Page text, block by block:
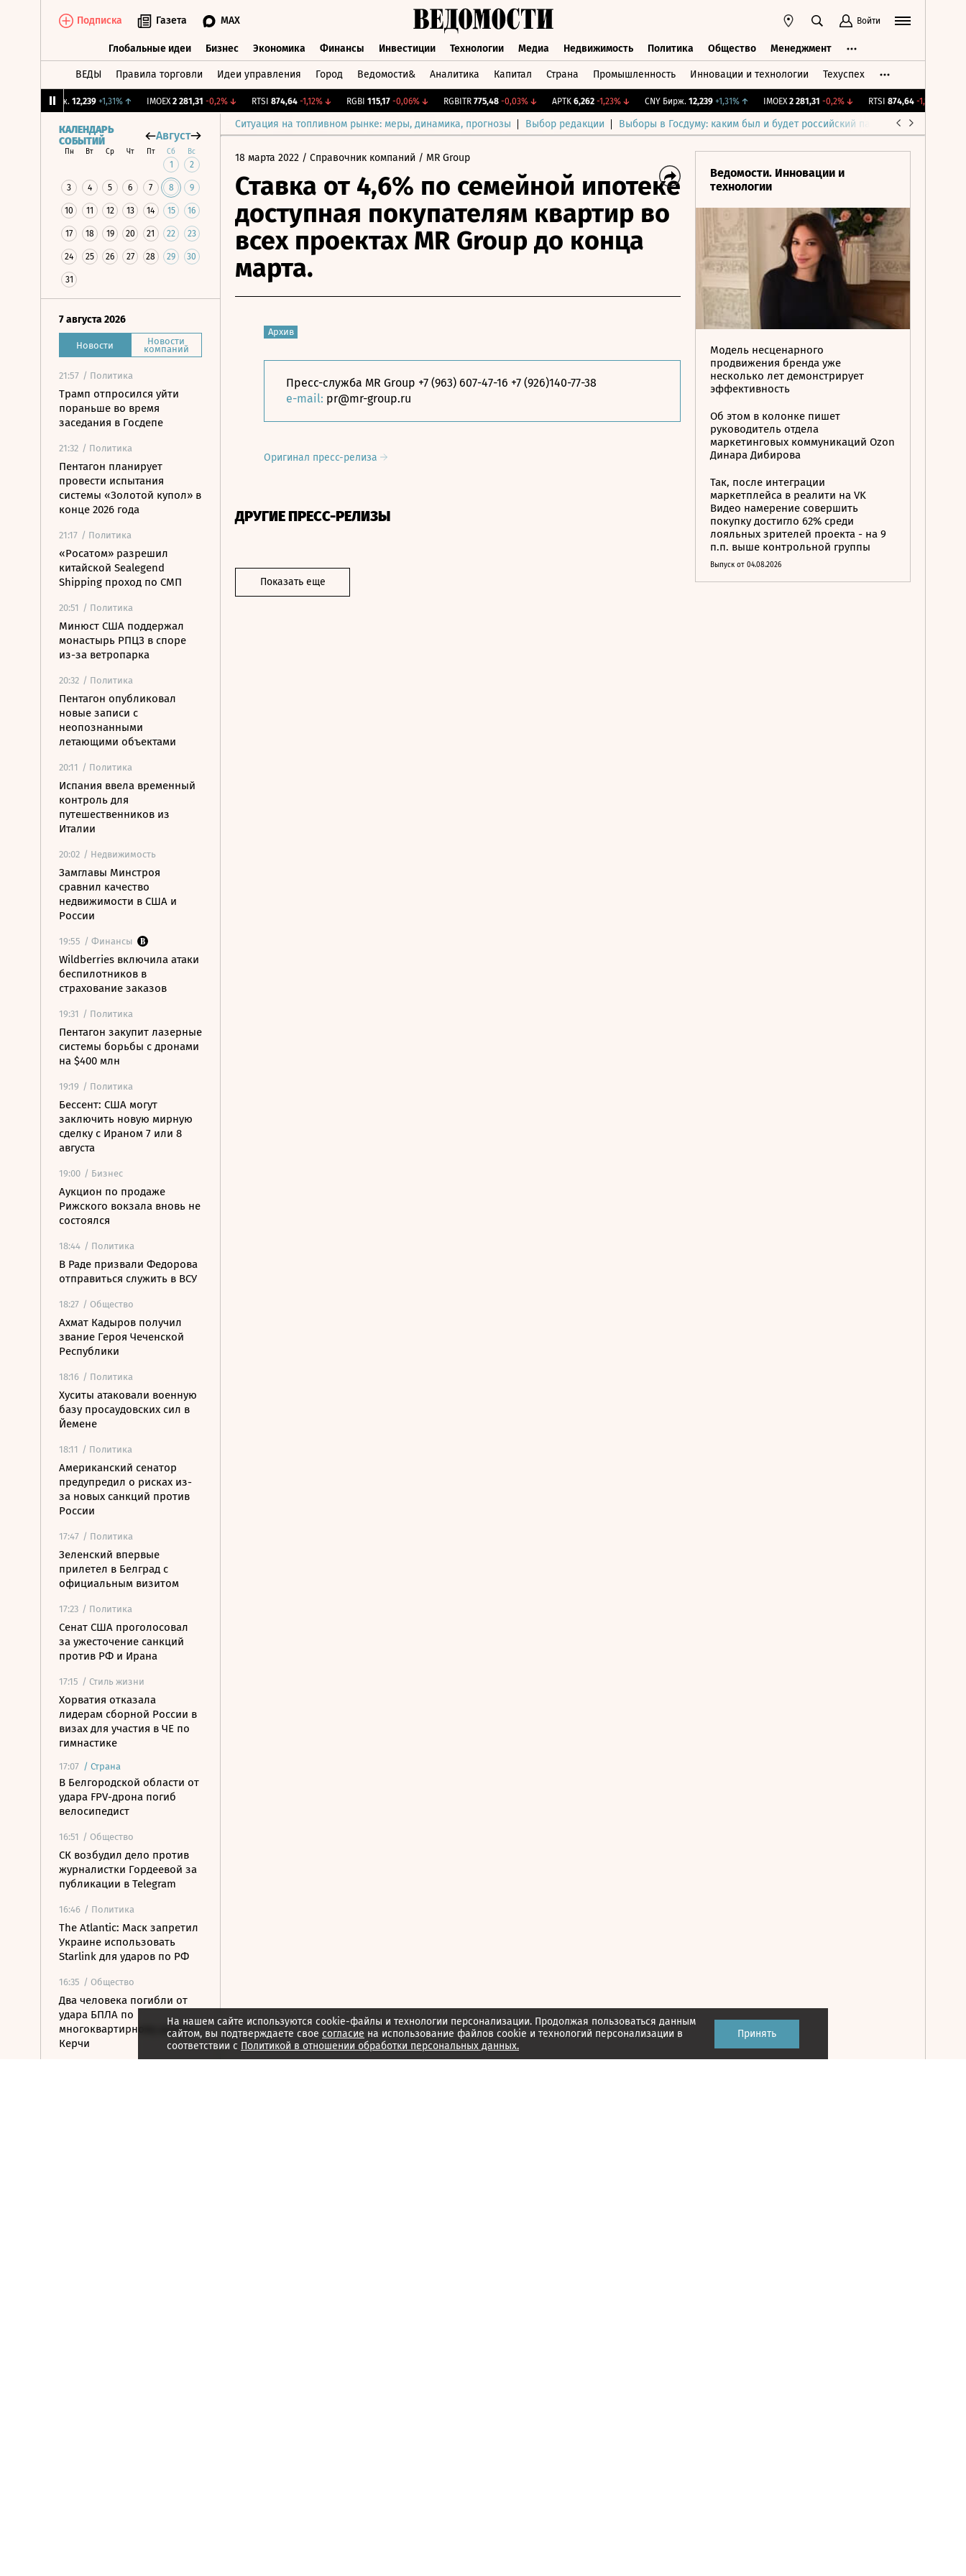
Подписка Газета MAX Войти
Глобальные идеи Бизнес Экономика Финансы Инвестиции Технологии Медиа Недвижимость Политика Общество Менеджмент
ВЕДЫ Правила торговли Идеи управления Город Ведомости& Аналитика Капитал Страна Промышленность Инновации и технологии Техуспех
12,239 +1,31%↑ IMOEX 2 281,31 -0,2%↓ RTSI 874,64 -1,12%↓ RGBI 115,17 -0,06%↓ RGBITR 775,48 -0,03%↓ APTK 6,262 -1,23%↓ CNY Бирж. 12,239 +1,31%↑ IMOEX 2 281,31 -0,2%↓ RTSI 874,64 -1,12%
Ситуация на топливном рынке: меры, динамика, прогнозы Выбор редакции Выборы в Госдуму: каким был и будет российский парламент
КАЛЕНДАРЬ
СОБЫТИЙ
Август
Пн Вт Ср Чт Пт Сб Вс
1 2
3 4 5 6 7 8 9
10 11 12 13 14 15 16
17 18 19 20 21 22 23
24 25 26 27 28 29 30
31
7 августа 2026
Новости Новости
компаний
21:57 / Политика
Трамп отпросился уйти
пораньше во время
заседания в Госдепе
21:32 / Политика
Пентагон планирует
провести испытания
системы «Золотой купол» в
конце 2026 года
21:17 / Политика
«Росатом» разрешил
китайской Sealegend
Shipping проход по СМП
20:51 / Политика
Минюст США поддержал
монастырь РПЦЗ в споре
из-за ветропарка
20:32 / Политика
Пентагон опубликовал
новые записи с
неопознанными
летающими объектами
20:11 / Политика
Испания ввела временный
контроль для
путешественников из
Италии
20:02 / Недвижимость
Замглавы Минстроя
сравнил качество
недвижимости в США и
России
19:55 / Финансы
Wildberries включила атаки
беспилотников в
страхование заказов
19:31 / Политика
Пентагон закупит лазерные
системы борьбы с дронами
на $400 млн
19:19 / Политика
Бессент: США могут
заключить новую мирную
сделку с Ираном 7 или 8
августа
19:00 / Бизнес
Аукцион по продаже
Рижского вокзала вновь не
состоялся
18:44 / Политика
В Раде призвали Федорова
отправиться служить в ВСУ
18:27 / Общество
Ахмат Кадыров получил
звание Героя Чеченской
Республики
18:16 / Политика
Хуситы атаковали военную
базу просаудовских сил в
Йемене
18:11 / Политика
Американский сенатор
предупредил о рисках из-
за новых санкций против
России
17:47 / Политика
Зеленский впервые
прилетел в Белград с
официальным визитом
17:23 / Политика
Сенат США проголосовал
за ужесточение санкций
против РФ и Ирана
17:15 / Стиль жизни
Хорватия отказала
лидерам сборной России в
визах для участия в ЧЕ по
гимнастике
17:07 / Страна
В Белгородской области от
удара FPV-дрона погиб
велосипедист
16:51 / Общество
СК возбудил дело против
журналистки Гордеевой за
публикации в Telegram
16:46 / Политика
The Atlantic: Маск запретил
Украине использовать
Starlink для ударов по РФ
16:35 / Общество
Два человека погибли от
удара БПЛА по
многоквартирному дому в
Керчи
18 марта 2022 / Справочник компаний / MR Group
Ставка от 4,6% по семейной ипотеке
доступная покупателям квартир во
всех проектах MR Group до конца
марта.
Архив
Пресс-служба MR Group +7 (963) 607-47-16 +7 (926)140-77-38
e-mail: pr@mr-group.ru
Оригинал пресс-релиза
ДРУГИЕ ПРЕСС-РЕЛИЗЫ
Показать еще
Ведомости. Инновации и
технологии
Модель несценарного
продвижения бренда уже
несколько лет демонстрирует
эффективность
Об этом в колонке пишет
руководитель отдела
маркетинговых коммуникаций Ozon
Динара Дибирова
Так, после интеграции
маркетплейса в реалити на VK
Видео намерение совершить
покупку достигло 62% среди
лояльных зрителей проекта - на 9
п.п. выше контрольной группы
Выпуск от 04.08.2026
На нашем сайте используются cookie-файлы и технологии персонализации. Продолжая пользоваться данным
сайтом, вы подтверждаете свое согласие на использование файлов cookie и технологий персонализации в
соответствии с Политикой в отношении обработки персональных данных.
Принять